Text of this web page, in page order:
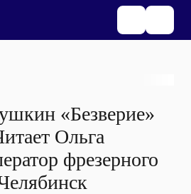
«Безверие»
Ольга
фрезерного